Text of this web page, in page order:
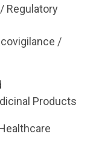
Regulatory
/
Products